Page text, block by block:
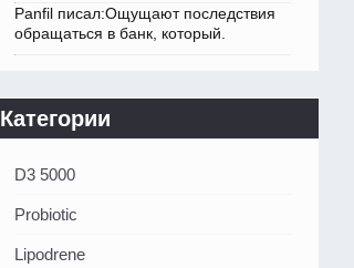
Panfil писал:Ощущают последствия
обращаться в банк, который.
Категории
D3 5000
Probiotic
Lipodrene